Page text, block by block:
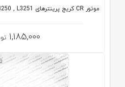
موتور CR کریج پرینترهای L3215 , L3218 , L3250 , L3251 اپسون
1,185,000